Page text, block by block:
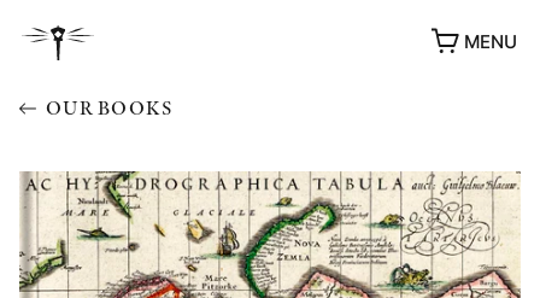
MENU
OUR BOOKS